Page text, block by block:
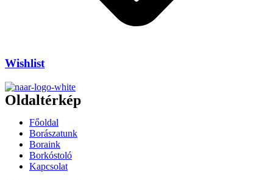
Wishlist
Oldaltérkép
Főoldal
Borászatunk
Boraink
Borkóstoló
Kapcsolat